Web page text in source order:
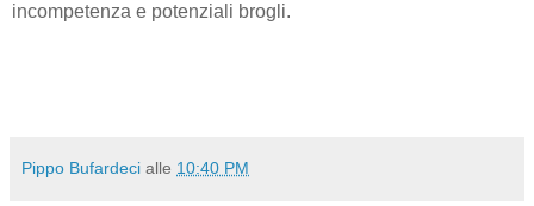
incompetenza e potenziali brogli.
Pippo Bufardeci alle 10:40 PM